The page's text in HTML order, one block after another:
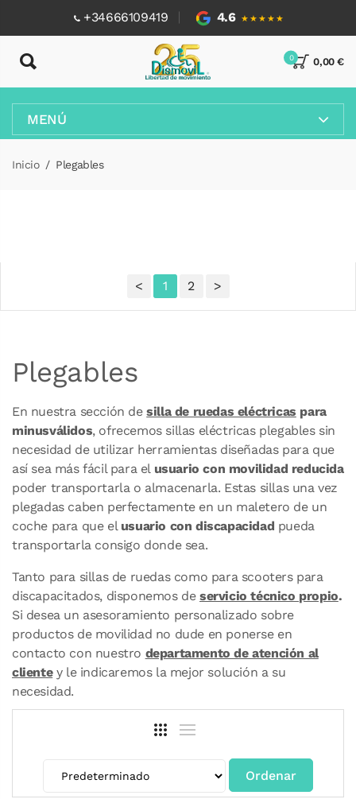
+34666109419 4.6 ★★★★★
0,00 €
0
MENÚ
Inicio Plegables
Plegables
En nuestra sección desilla de ruedas eléctricas para
minusválidos, ofrecemos sillas eléctricas plegables sin
necesidad de utilizar herramientas diseñadas para que
así sea más fácil para el usuario con movilidad reducida
poder transportarla o almacenarla. Estas sillas una vez
plegadas caben perfectamente en un maletero de un
coche para que el usuario con discapacidad pueda
transportarla consigo donde sea.
Tanto para sillas de ruedas como para scooters para
discapacitados, disponemos deservicio técnico propio.
Si desea un asesoramiento personalizado sobre
productos de movilidad no dude en ponerse en
contacto con nuestro departamento de atención al
cliente y le indicaremos la mejor solución a su
necesidad.
< 1 2 >